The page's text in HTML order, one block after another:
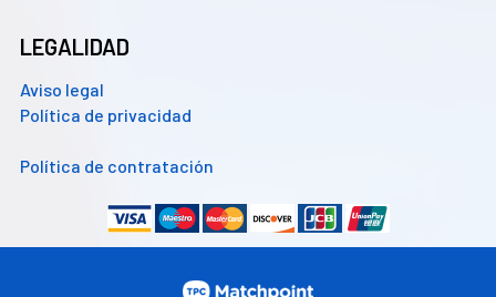
LEGALIDAD
Aviso legal
Política de privacidad
Política de contratación